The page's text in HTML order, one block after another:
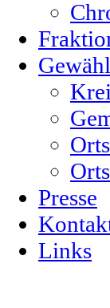
Presse
Links